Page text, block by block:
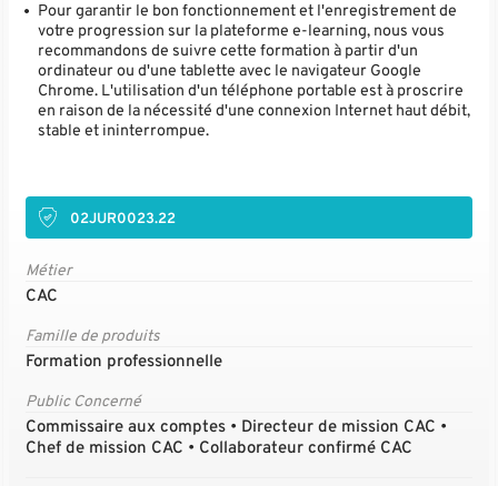
Pour garantir le bon fonctionnement et l'enregistrement de
votre progression sur la plateforme e-learning, nous vous
recommandons de suivre cette formation à partir d'un
ordinateur ou d'une tablette avec le navigateur Google
Chrome. L'utilisation d'un téléphone portable est à proscrire
en raison de la nécessité d'une connexion Internet haut débit,
stable et ininterrompue.
02JUR0023.22
Métier
CAC
Famille de produits
Formation professionnelle
Public Concerné
Commissaire aux comptes • Directeur de mission CAC •
Chef de mission CAC • Collaborateur confirmé CAC